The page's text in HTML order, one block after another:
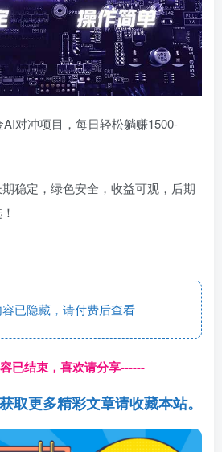
对冲项目，每日轻松躺赚1500-
稳定，绿色安全，收益可观，后期
已隐藏，请付费后查看
已结束，喜欢请分享------
取更多精彩文章请收藏本站。